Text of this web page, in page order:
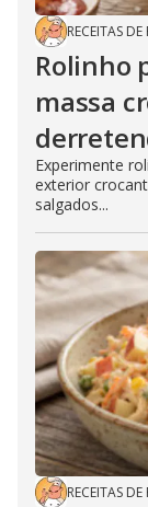
RECEITAS DE
Rolinho
massa
Experimente
exterior
salgados...
RECEITAS DE